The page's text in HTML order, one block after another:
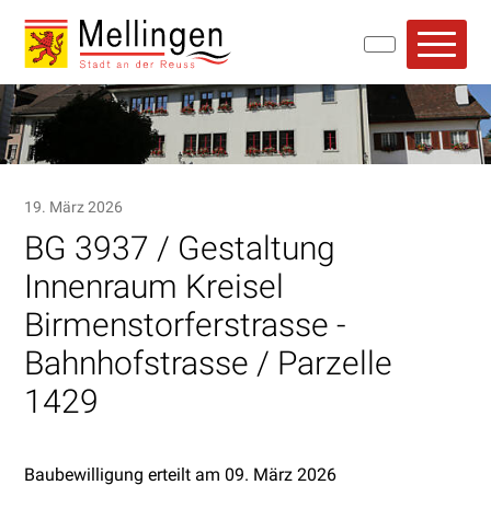
Navigieren in Mellingen
Schnellnavigation
BG 3937 / Gestaltung
Innenraum Kreisel
Birmenstorferstrasse -
Bahnhofstrasse / Parzelle
1429
19. März 2026
Baubewilligung erteilt am 09. März 2026